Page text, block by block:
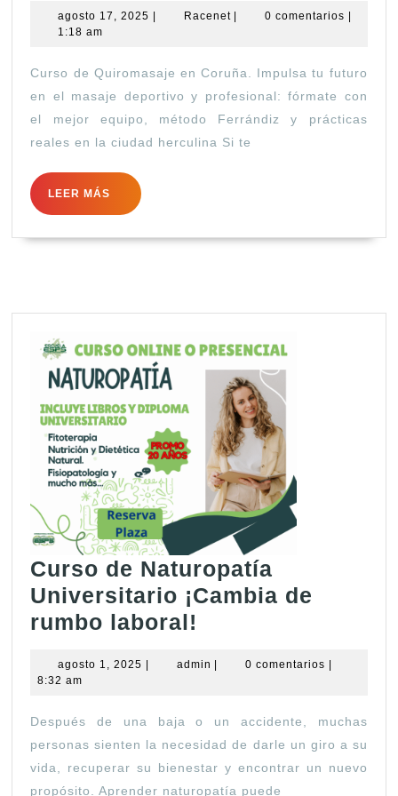
Quiromasaje
Coruña
agosto 17, 2025 agostoRacenetRacenet0 comentarios
1:18 am
Curso de Quiromasaje en Coruña. Impulsa tu futuro
en el masaje deportivo y profesional: fórmate con
el mejor equipo, método Ferrándiz y prácticas
reales en la ciudad herculina Si te
LEER MÁS
LEER
MÁS
Curso de Naturopatía
Universitario ¡Cambia de
rumbo laboral!
Naturopatía
¡Cambia
de
rumbo
agosto 1, 2025 agostoadmin admin 0 comentarios
8:32 am
Después de una baja o un accidente, muchas
personas sienten la necesidad de darle un giro a su
vida, recuperar su bienestar y encontrar un nuevo
propósito. Aprender naturopatía puede